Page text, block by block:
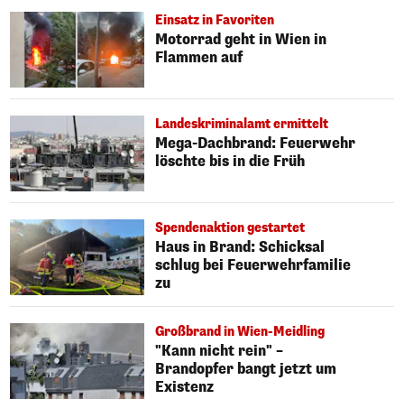
Einsatz in Favoriten
Motorrad geht in Wien in
Flammen auf
Landeskriminalamt ermittelt
Mega-Dachbrand: Feuerwehr
löschte bis in die Früh
Spendenaktion gestartet
Haus in Brand: Schicksal
schlug bei Feuerwehrfamilie
zu
Großbrand in Wien-Meidling
"Kann nicht rein" –
Brandopfer bangt jetzt um
Existenz